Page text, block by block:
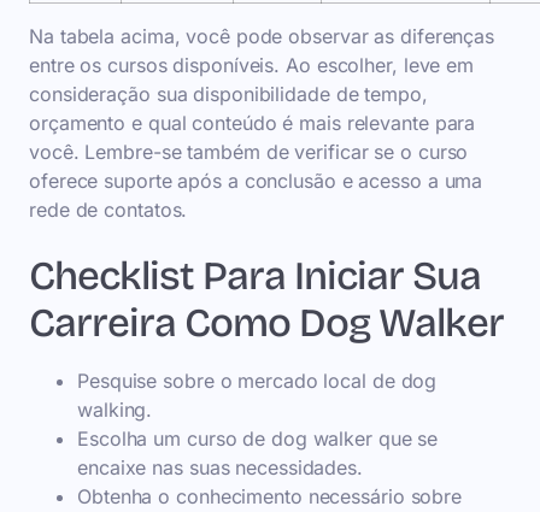
Na tabela acima, você pode observar as diferenças
entre os cursos disponíveis. Ao escolher, leve em
consideração sua disponibilidade de tempo,
orçamento e qual conteúdo é mais relevante para
você. Lembre-se também de verificar se o curso
oferece suporte após a conclusão e acesso a uma
rede de contatos.
Checklist Para Iniciar Sua
Carreira Como Dog Walker
Pesquise sobre o mercado local de dog
walking.
Escolha um curso de dog walker que se
encaixe nas suas necessidades.
Obtenha o conhecimento necessário sobre